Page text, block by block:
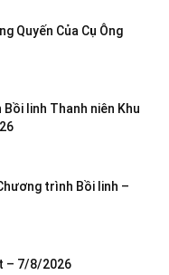
Quyến Của Cụ Ông
linh Thanh niên Khu
trình Bồi linh –
– 7/8/2026